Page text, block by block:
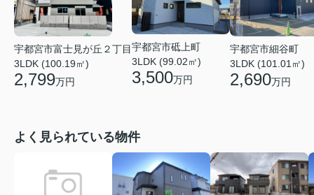
宇都宮市富士見が丘２丁目
3LDK (100.19㎡)
2,799万円
宇都宮市砥上町
3LDK (99.02㎡)
3,500万円
宇都宮市細谷町
3LDK (101.01㎡)
2,690万円
よく見られている物件